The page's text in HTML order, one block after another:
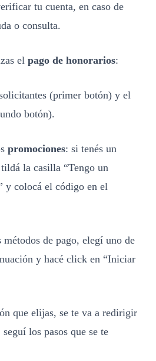
tu cuenta, en caso de
o consulta.
el pago de honorarios:
(primer botón) y el
botón).
promociones: si tenés un
la casilla “Tengo un
y colocá el código en el
de pago, elegí uno de
y hacé click en “Iniciar
que elijas, se te va a redirigir
los pasos que se te